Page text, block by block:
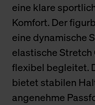
eine klare
Komfort. Der
eine dynamische
elastische
flexibel begleitet.
bietet stabilen
angenehme